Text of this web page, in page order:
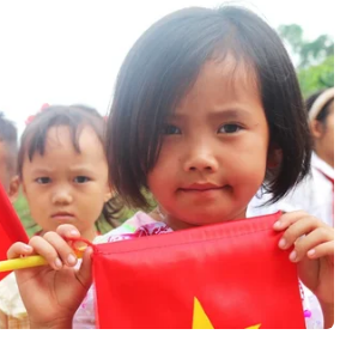
đề cao Trung Quốc trong
Mỹ Thomas Shannon và Trưởng
An ninh quốc gia Nhật Bản Shotaro